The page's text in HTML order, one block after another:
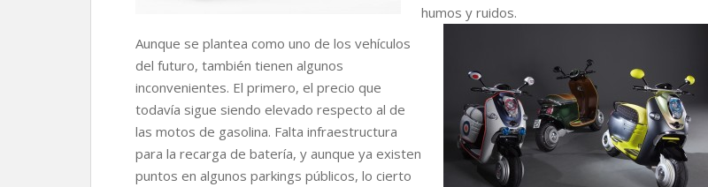
humos y ruidos.
Aunque se plantea como uno de los vehículos
del futuro, también tienen algunos
inconvenientes. El primero, el precio que
todavía sigue siendo elevado respecto al de
las motos de gasolina. Falta infraestructura
para la recarga de batería, y aunque ya existen
puntos en algunos parkings públicos, lo cierto